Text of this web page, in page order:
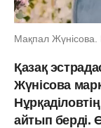
Мақпал Жүнісова.
Қазақ
Жүнісова
айтып берді.